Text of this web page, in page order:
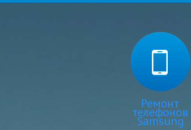
Ремонт
телефонов
Samsung